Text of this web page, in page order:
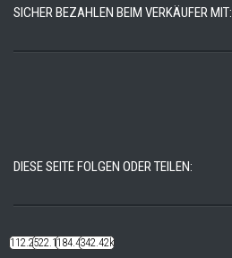
SICHER BEZAHLEN BEIM VERKÄUFER MIT:
DIESE SEITE FOLGEN ODER TEILEN:
112.22k522.14k184.48k342.42k